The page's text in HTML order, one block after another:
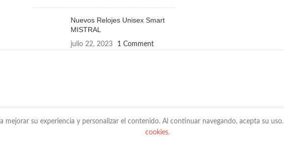
Nuevos Relojes Unisex Smart
MISTRAL
julio 22, 2023 1 Comment
mejorar su experiencia y personalizar el contenido. Al continuar navegando, acepta su uso.
cookies.